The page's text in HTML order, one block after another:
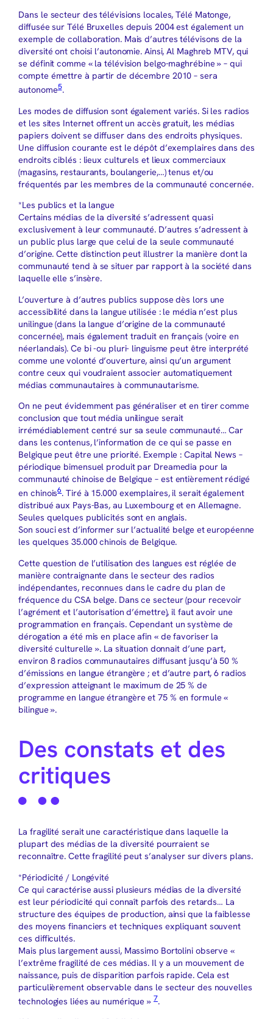
Dans le secteur des télévisions locales, Télé Matonge,
diffusée sur Télé Bruxelles depuis 2004 est également un
exemple de collaboration. Mais d’autres télévisons de la
diversité ont choisi l’autonomie. Ainsi, Al Maghreb MTV, qui
se définit comme « la télévision belgo-maghrébine » – qui
compte émettre à partir de décembre 2010 – sera
autonome5.
Les modes de diffusion sont également variés. Si les radios
et les sites Internet offrent un accès gratuit, les médias
papiers doivent se diffuser dans des endroits physiques.
Une diffusion courante est le dépôt d’exemplaires dans des
endroits ciblés : lieux culturels et lieux commerciaux
(magasins, restaurants, boulangerie,…) tenus et/ou
fréquentés par les membres de la communauté concernée.
*Les publics et la langue
Certains médias de la diversité s’adressent quasi
exclusivement à leur communauté. D’autres s’adressent à
un public plus large que celui de la seule communauté
d’origine. Cette distinction peut illustrer la manière dont la
communauté tend à se situer par rapport à la société dans
laquelle elle s’insère.
L’ouverture à d’autres publics suppose dès lors une
accessibilité dans la langue utilisée : le média n’est plus
unilingue (dans la langue d’origine de la communauté
concernée), mais également traduit en français (voire en
néerlandais). Ce bi -ou pluri- linguisme peut être interprété
comme une volonté d’ouverture, ainsi qu’un argument
contre ceux qui voudraient associer automatiquement
médias communautaires à communautarisme.
On ne peut évidemment pas généraliser et en tirer comme
conclusion que tout média unilingue serait
irrémédiablement centré sur sa seule communauté… Car
dans les contenus, l’information de ce qui se passe en
Belgique peut être une priorité. Exemple : Capital News –
périodique bimensuel produit par Dreamedia pour la
communauté chinoise de Belgique – est entièrement rédigé
en chinois6. Tiré à 15.000 exemplaires, il serait également
distribué aux Pays-Bas, au Luxembourg et en Allemagne.
Seules quelques publicités sont en anglais.
Son souci est d’informer sur l’actualité belge et européenne
les quelques 35.000 chinois de Belgique.
Cette question de l’utilisation des langues est réglée de
manière contraignante dans le secteur des radios
indépendantes, reconnues dans le cadre du plan de
fréquence du CSA belge. Dans ce secteur (pour recevoir
l’agrément et l’autorisation d’émettre), il faut avoir une
programmation en français. Cependant un système de
dérogation a été mis en place afin « de favoriser la
diversité culturelle ». La situation donnait d’une part,
environ 8 radios communautaires diffusant jusqu’à 50 %
d’émissions en langue étrangère ; et d’autre part, 6 radios
d’expression atteignant le maximum de 25 % de
programme en langue étrangère et 75 % en formule «
bilingue ».
Des constats et des
critiques
La fragilité serait une caractéristique dans laquelle la
plupart des médias de la diversité pourraient se
reconnaître. Cette fragilité peut s’analyser sur divers plans.
*Périodicité / Longévité
Ce qui caractérise aussi plusieurs médias de la diversité
est leur périodicité qui connaît parfois des retards… La
structure des équipes de production, ainsi que la faiblesse
des moyens financiers et techniques expliquant souvent
ces difficultés.
Mais plus largement aussi, Massimo Bortolini observe «
l’extrême fragilité de ces médias. Il y a un mouvement de
naissance, puis de disparition parfois rapide. Cela est
particulièrement observable dans le secteur des nouvelles
technologies liées au numérique » 7.